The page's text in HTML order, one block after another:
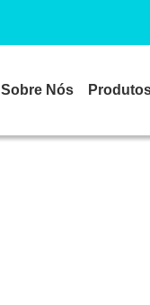
Sobre Nós